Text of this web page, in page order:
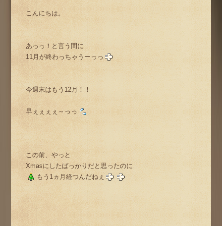
こんにちは。
あっっ！と言う間に
11月が終わっちゃうーっっ
今週末はもう12月！！
早ぇぇぇぇ～っっ
この前、やっと
Xmasにしたばっかりだと思ったのに
もう1ヵ月経つんだねぇ